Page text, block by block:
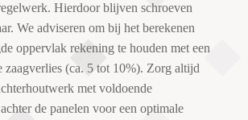
Hierdoor blijven schroeven
We adviseren om bij het berekenen
oppervlak rekening te houden met een
zaagverlies (ca. 5 tot 10%). Zorg altijd
met voldoende
de panelen voor een optimale